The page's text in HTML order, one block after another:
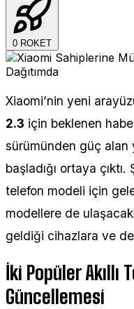
0 ROKET
Xiaomi’nin yeni
2.3 için beklenen
sürümünden güç alan
başladığı ortaya
telefon modeli için
modellere de
geldiği cihazlara ve
İki Popüler Akıllı
Güncellemesi